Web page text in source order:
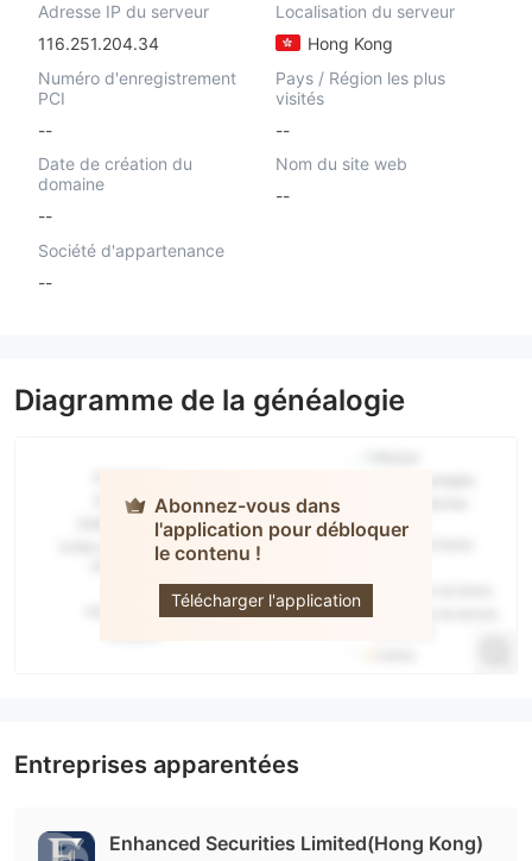
Adresse IP du serveur
116.251.204.34
Localisation du serveur
Hong Kong
Numéro d'enregistrement
PCI
--
Pays / Région les plus
visités
--
Date de création du
domaine
--
Nom du site web
--
Société d'appartenance
--
Diagramme de la généalogie
Abonnez-vous dans
l'application pour débloquer
le contenu !
Télécharger l'application
Entreprises apparentées
Enhanced Securities Limited(Hong Kong)